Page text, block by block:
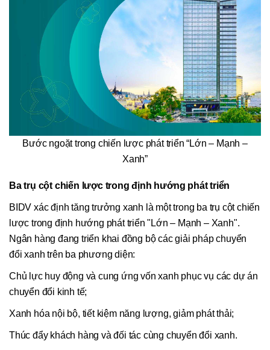
Bước ngoặt trong chiến lược phát triển “Lớn – Mạnh –
Xanh”
Ba trụ cột chiến lược trong định hướng phát triển
BIDV xác định tăng trưởng xanh là một trong ba trụ cột chiến
lược trong định hướng phát triển "Lớn – Mạnh – Xanh".
Ngân hàng đang triển khai đồng bộ các giải pháp chuyển
đổi xanh trên ba phương diện:
Chủ lực huy động và cung ứng vốn xanh phục vụ các dự án
chuyển đổi kinh tế;
Xanh hóa nội bộ, tiết kiệm năng lượng, giảm phát thải;
Thúc đẩy khách hàng và đối tác cùng chuyển đổi xanh.